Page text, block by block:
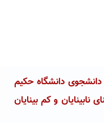
دانشگاه حکیم
نابینایان و کم بینایان